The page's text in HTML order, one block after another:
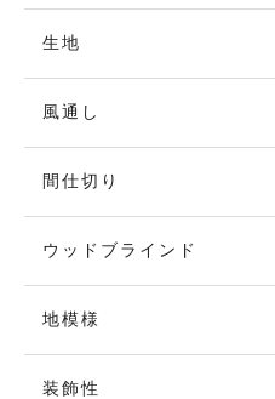
生地
風通し
間仕切り
ウッドブラインド
地模様
装飾性